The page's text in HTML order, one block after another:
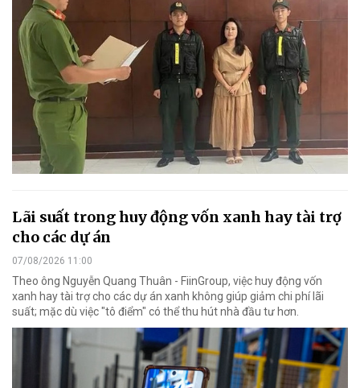
Lãi suất trong huy động vốn xanh hay tài trợ
cho các dự án
07/08/2026 11:00
Theo ông Nguyễn Quang Thuân - FiinGroup, việc huy động vốn
xanh hay tài trợ cho các dự án xanh không giúp giảm chi phí lãi
suất; mặc dù việc "tô điểm" có thể thu hút nhà đầu tư hơn.